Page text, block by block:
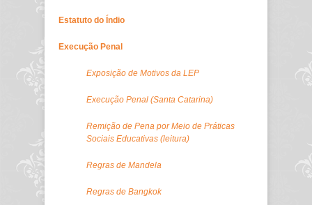
Estatuto do Índio
Execução Penal
Exposição de Motivos da LEP
Execução Penal (Santa Catarina)
Remição de Pena por Meio de Práticas
Sociais Educativas (leitura)
Regras de Mandela
Regras de Bangkok